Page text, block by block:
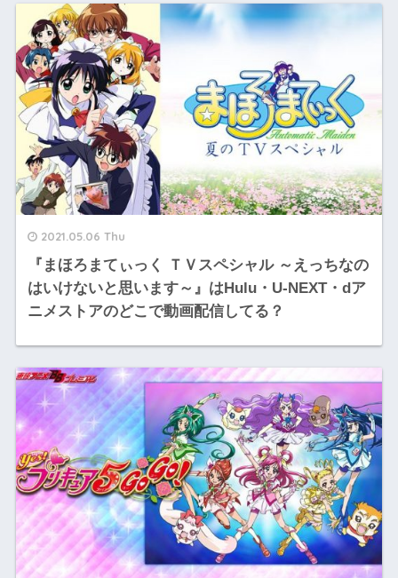
2021.05.06 Thu
『まほろまてぃっく ＴＶスペシャル ～えっちなの
はいけないと思います～』はHulu・U-NEXT・dア
ニメストアのどこで動画配信してる？